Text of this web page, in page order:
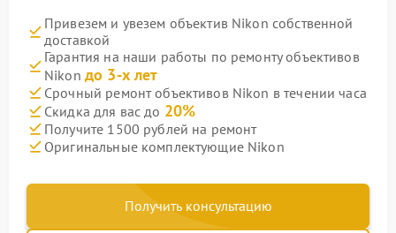
Привезем и увезем объектив Nikon собственной
доставкой
Гарантия на наши работы по ремонту объективов
Nikon до 3-х лет
Срочный ремонт объективов Nikon в течении часа
Скидка для вас до 20%
Получите 1500 рублей на ремонт
Оригинальные комплектующие Nikon
Получить консультацию